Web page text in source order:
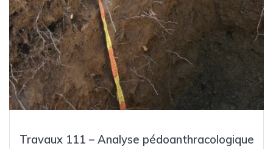
Travaux 111 – Analyse pédoanthracologique